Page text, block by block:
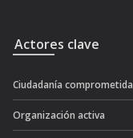
Actores clave
Ciudadanía comprometida
Organización activa